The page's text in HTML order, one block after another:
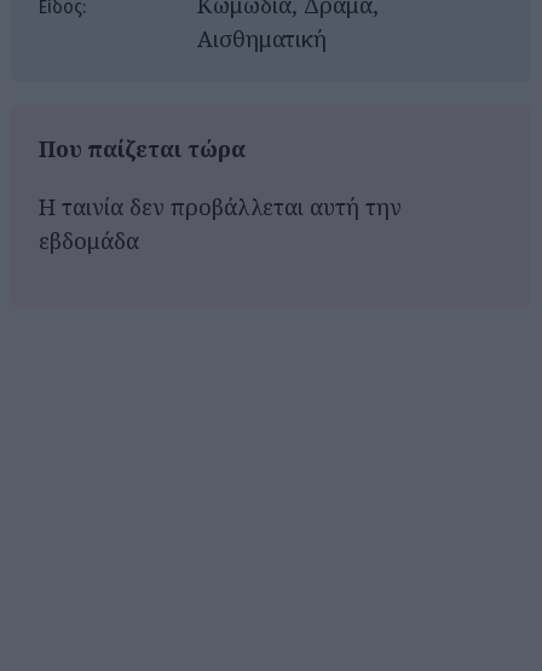
Είδος:
Αισθηματική
Που παίζεται τώρα
Η ταινία δεν προβάλλεται αυτή την
εβδομάδα